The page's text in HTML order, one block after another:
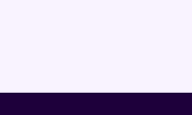
repasse sous les 25°C à